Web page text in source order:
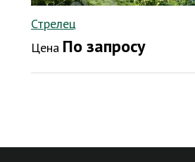
Стрелец
Цена По запросу